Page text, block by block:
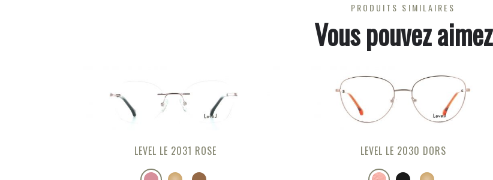
PRODUITS SIMILAIRES
Vous pouvez aimez
LEVEL LE 2031 ROSE LEVEL LE 2030 DORS